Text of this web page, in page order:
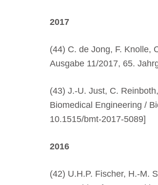
2017
(44) C. de Jong, F. Knolle,
Ausgabe 11/2017, 65.
(43) J.-U. Just, C.
Biomedical Engineering /
10.1515/bmt-2017-5089]
2016
(42) U.H.P. Fischer, H.-M.